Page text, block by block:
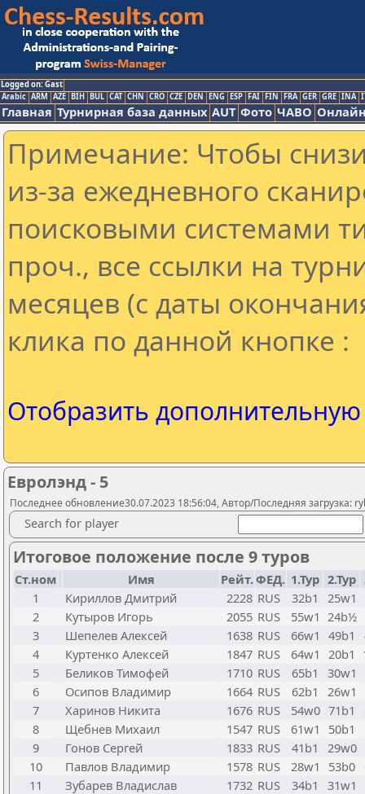
Logged on: Gast
Arabic ARM AZE BIH BUL CAT CHN CRO CZE DEN ENG ESP FAI FIN FRA GER GRE INA
Главная Турнирная база данных AUT Фото ЧАВО
Примечание: Чтобы
из-за ежедневного
поисковыми системами
проч., все ссылки на
месяцев (с даты
клика по данной кнопке :
Отобразить
Евролэнд - 5
Последнее обновление30.07.2023 18:56:04, Автор/Последняя загрузка:
Search for player
Итоговое положение после 9 туров
Ст.ном Имя Рейт.ФЕД. 1.Тур 2.Тур
1
Кириллов Дмитрий 2228 RUS 32b1
25w1
2
Кутыров Игорь 2055 RUS 55w1 24b½
3
Шепелев Алексей 1638 RUS 66w1 49b1
4
Куртенко Алексей 1847 RUS 64w1 20b1
5
Беликов Тимофей 1710 RUS 65b1
30w1
6
Осипов Владимир 1664 RUS 62b1
26w1
7
Харинов Никита 1676 RUS 54w0 71b1
8
Щебнев Михаил 1547 RUS 61w1 50b1
9
Гонов Сергей 1833 RUS 41b1
29w0
10
Павлов Владимир 1578 RUS 28w1 53b0
11
Зубарев Владислав 1732 RUS 34b1
31w1